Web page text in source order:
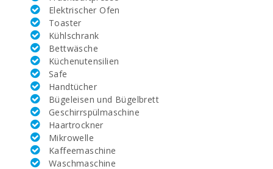
(km):
Krankenhaus
Alcudia (km):
Krankenhaus
Manacor (km):
Krankenhaus Son
Espases Palma
de Mallorca (km):
Wochenmarkt in
Alcudia
(dienstags und
Elektrischer Ofen
Toaster
Kühlschrank
Bettwäsche
Küchenutensilien
Safe
Handtücher
Bügeleisen und Bügelbrett
Geschirrspülmaschine
Haartrockner
Mikrowelle
Kaffeemaschine
Waschmaschine